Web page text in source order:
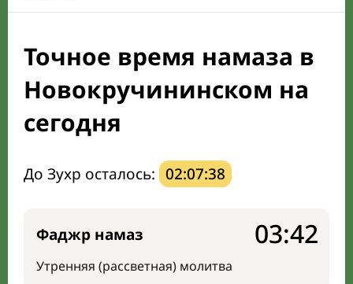
Календарь рамадана
Направление киблы
Точное время намаза в
Новокручининском на
сегодня
До Зухр осталось: 02:07:37
Фаджр намаз
Утренняя (рассветная) молитва
03:42